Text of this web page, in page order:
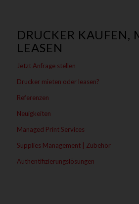
DRUCKER KAUFEN,
LEASEN
Jetzt Anfrage stellen
Drucker mieten oder leasen?
Referenzen
Neuigkeiten
Managed Print Services
Supplies Management | Zubehör
Authentifizierungslösungen